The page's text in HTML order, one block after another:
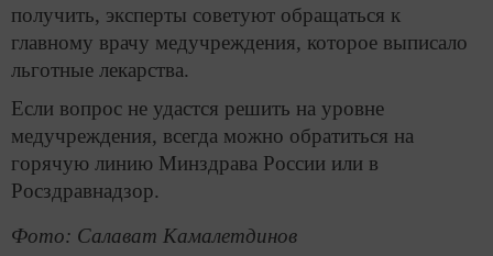
получить, эксперты советуют обращаться к
главному врачу медучреждения, которое выписало
льготные лекарства.
Если вопрос не удастся решить на уровне
медучреждения, всегда можно обратиться на
горячую линию Минздрава России или в
Росздравнадзор.
Фото: Салават Камалетдинов